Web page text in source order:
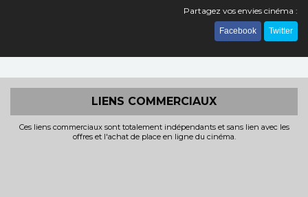
Partagez vos envies cinéma :
Facebook Twitter
LIENS COMMERCIAUX
Ces liens commerciaux sont totalement indépendants et sans lien avec les
offres et l'achat de place en ligne du cinéma.